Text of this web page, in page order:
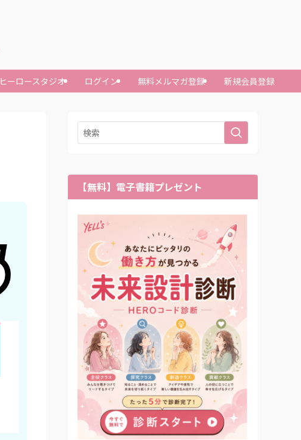
ヒーロースタジオ ログイン 無料メルマガ登録 新規会員登録
【無料】電子書籍プレゼント